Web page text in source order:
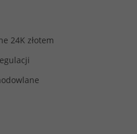
24K złotem